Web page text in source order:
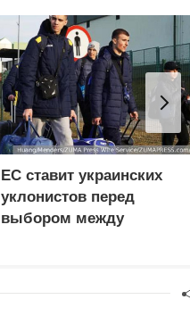
ЕС ставит украинских
уклонистов перед
выбором между